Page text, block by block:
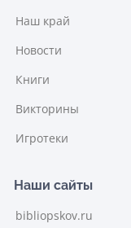
Наш край
Новости
Книги
Викторины
Игротеки
Наши сайты
bibliopskov.ru